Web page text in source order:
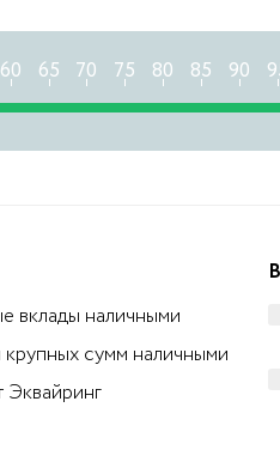
60 65 70 75 80 85 90
вклады наличными
крупных сумм наличными
Эквайринг